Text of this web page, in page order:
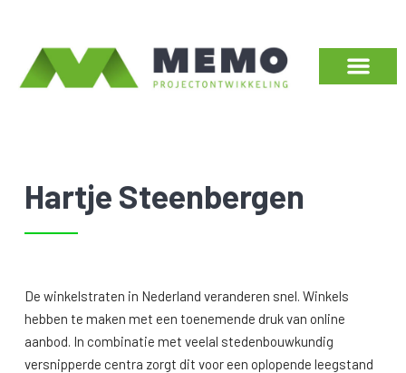
Hartje Steenbergen
De winkelstraten in Nederland veranderen snel. Winkels
hebben te maken met een toenemende druk van online
aanbod. In combinatie met veelal stedenbouwkundig
versnipperde centra zorgt dit voor een oplopende leegstand